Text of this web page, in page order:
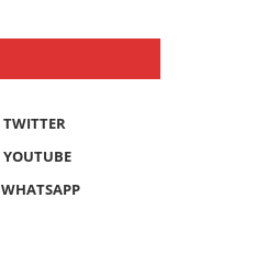
TWITTER
YOUTUBE
WHATSAPP